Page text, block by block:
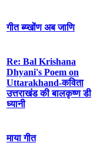
गीत ब्य्खोंण अब जाणि
Re: Bal Krishana
Dhyani's Poem on
Uttarakhand-कविता
उत्तराखंड की बालकृष्ण डी
ध्यानी
माया गीत